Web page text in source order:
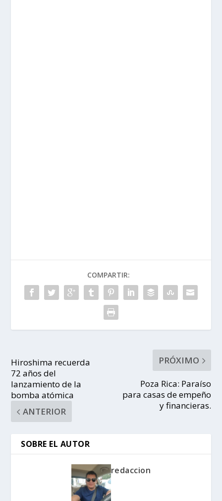
COMPARTIR:
Hiroshima recuerda
72 años del
lanzamiento de la
bomba atómica
ANTERIOR
PRÓXIMO
Poza Rica: Paraíso
para casas de empeño
y financieras.
SOBRE EL AUTOR
redaccion